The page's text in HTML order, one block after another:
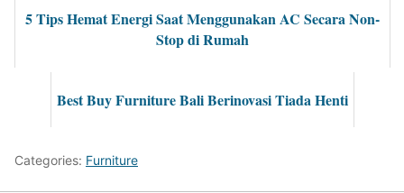
5 Tips Hemat Energi Saat Menggunakan AC Secara Non-
Stop di Rumah
Best Buy Furniture Bali Berinovasi Tiada Henti
Categories: Furniture